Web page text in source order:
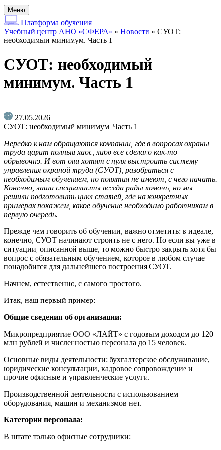
Меню
Платформа обучения
Учебный центр АНО «СФЕРА» » Новости » СУОТ:
необходимый минимум. Часть 1
СУОТ: необходимый
минимум. Часть 1
27.05.2026
СУОТ: необходимый минимум. Часть 1
Нередко к нам обращаются компании, где в вопросах охраны
труда царит полный хаос, либо все сделано как-то
обрывочно. И вот они хотят с нуля выстроить систему
управления охраной труда (СУОТ), разобраться с
необходимым обучением, но понятия не имеют, с чего начать.
Конечно, наши специалисты всегда рады помочь, но мы
решили подготовить цикл статей, где на конкретных
примерах покажем, какое обучение необходимо работникам в
первую очередь.
Прежде чем говорить об обучении, важно отметить: в идеале,
конечно, СУОТ начинают строить не с него. Но если вы уже в
ситуации, описанной выше, то можно быстро закрыть хотя бы
вопрос с обязательным обучением, которое в любом случае
понадобится для дальнейшего построения СУОТ.
Начнем, естественно, с самого простого.
Итак, наш первый пример:
Общие сведения об организации:
Микропредприятие ООО «ЛАЙТ» с годовым доходом до 120
млн рублей и численностью персонала до 15 человек.
Основные виды деятельности: бухгалтерское обслуживание,
юридические консультации, кадровое сопровождение и
прочие офисные и управленческие услуги.
Производственной деятельности с использованием
оборудования, машин и механизмов нет.
Категории персонала:
В штате только офисные сотрудники: